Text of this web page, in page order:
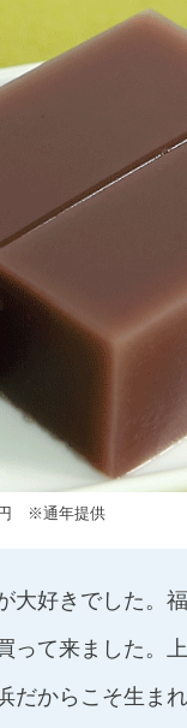
円 ※通年提供
大好きでした。
って来ました。
だからこそ生ま